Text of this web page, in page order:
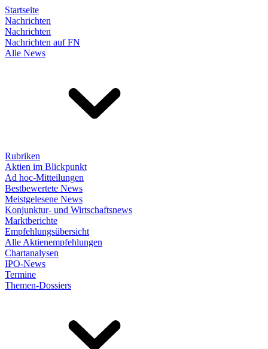
Startseite
Nachrichten
Nachrichten
Nachrichten auf FN
Alle News
Rubriken
Aktien im Blickpunkt
Ad hoc-Mitteilungen
Bestbewertete News
Meistgelesene News
Konjunktur- und Wirtschaftsnews
Marktberichte
Empfehlungsübersicht
Alle Aktienempfehlungen
Chartanalysen
IPO-News
Termine
Themen-Dossiers